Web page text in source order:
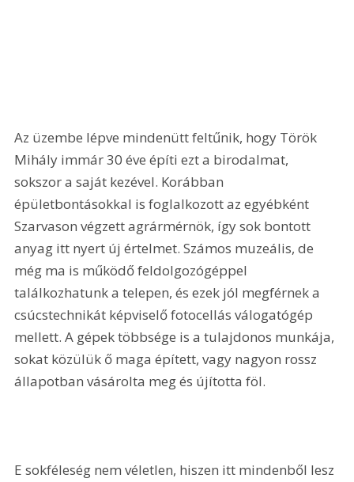
Az üzembe lépve mindenütt feltűnik, hogy Török
Mihály immár 30 éve építi ezt a birodalmat,
sokszor a saját kezével. Korábban
épületbontásokkal is foglalkozott az egyébként
Szarvason végzett agrármérnök, így sok bontott
anyag itt nyert új értelmet. Számos muzeális, de
még ma is működő feldolgozógéppel
találkozhatunk a telepen, és ezek jól megférnek a
csúcstechnikát képviselő fotocellás válogatógép
mellett. A gépek többsége is a tulajdonos munkája,
sokat közülük ő maga épített, vagy nagyon rossz
állapotban vásárolta meg és újította föl.
E sokféleség nem véletlen, hiszen itt mindenből lesz